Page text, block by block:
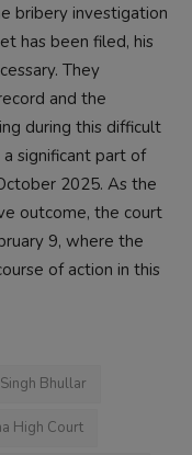
bribery investigation
has been filed, his
They
and the
during this difficult
significant part of
2025. As the
outcome, the court
9, where the
of action in this
Bhullar
High Court